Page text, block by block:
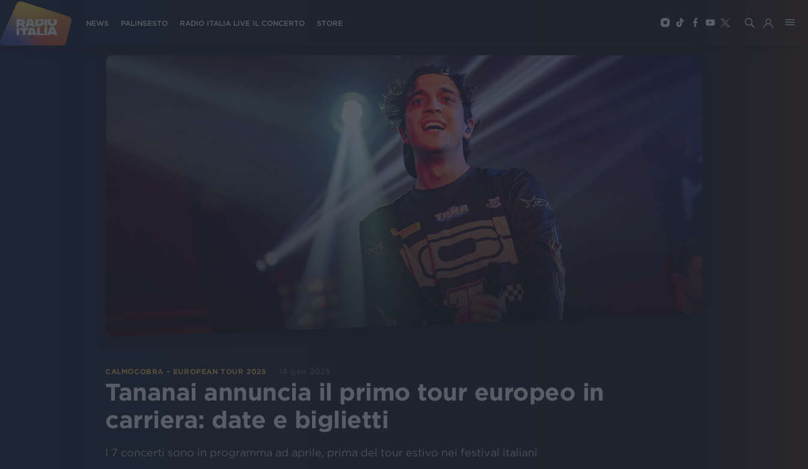
NEWS PALINSESTO RADIO ITALIA LIVE IL CONCERTO STORE
CALMOCOBRA – EUROPEAN TOUR 2025 14 gen 2025
Tananai annuncia il primo tour europeo in
carriera: date e biglietti
I 7 concerti sono in programma ad aprile, prima del tour estivo nei festival italiani